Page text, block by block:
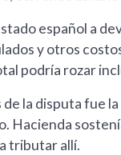
español a
y otros
podría rozar
la disputa fue
Hacienda
tributar allí.